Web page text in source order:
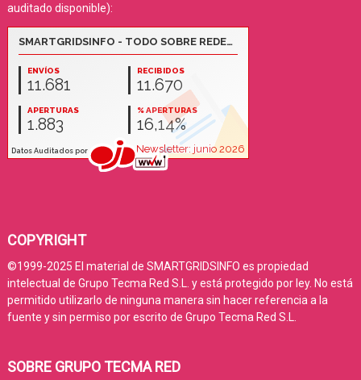
auditado disponible):
COPYRIGHT
©1999-2025 El material de SMARTGRIDSINFO es propiedad
intelectual de Grupo Tecma Red S.L. y está protegido por ley. No está
permitido utilizarlo de ninguna manera sin hacer referencia a la
fuente y sin permiso por escrito de Grupo Tecma Red S.L.
SOBRE GRUPO TECMA RED